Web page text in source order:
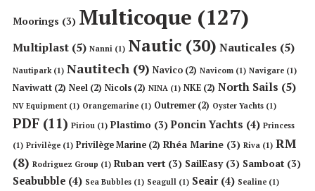
Moorings (3) Multicoque (127)
Multiplast (5) Nanni (1) Nautic (30) Nauticales (5)
Nautipark(1) Nautitech (9) Navico (2) Navicom (1) Navigare (1)
Naviwatt (2) Neel (2) Nicols (2) NINA (1) NKE (2) North Sails (5)
NV Equipment(1) Orangemarine (1) Outremer(2) Oyster Yachts (1)
PDF (11) Piriou (1) Plastimo (3) Poncin Yachts (4) Princess
(1) Privilège (1) Privilège Marine (2) Rhéa Marine (3) Riva (1) RM
(8) Rodriguez Group (1) Ruban vert (3) SailEasy(3) Samboat (3)
Seabubble (4) Sea Bubbles (1) Seagull (1) Seair(4) Sealine (1)